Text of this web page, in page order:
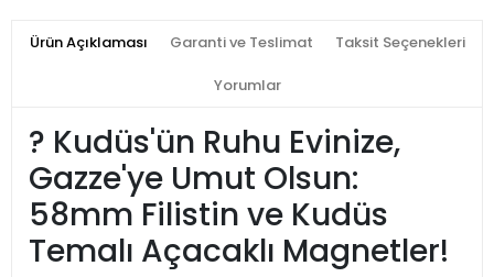
Ürün Açıklaması Garanti ve Teslimat Taksit Seçenekleri
Yorumlar
? Kudüs'ün Ruhu Evinize,
Gazze'ye Umut Olsun:
58mm Filistin ve Kudüs
Temalı Açacaklı Magnetler!